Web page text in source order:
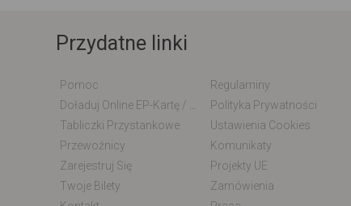
Przydatne linki
Pomoc
Regulaminy
Polityka Prywatności
Tabliczki Przystankowe
Ustawienia Cookies
Przewoźnicy
Komunikaty
Zarejestruj Się
Projekty UE
Twoje Bilety
Zamówienia